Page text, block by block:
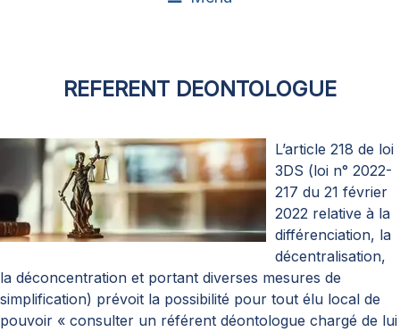
REFERENT DEONTOLOGUE
L’article 218 de loi
3DS (loi n° 2022-
217 du 21 février
2022 relative à la
différenciation, la
décentralisation,
la déconcentration et portant diverses mesures de
simplification) prévoit la possibilité pour tout élu local de
pouvoir « consulter un référent déontologue chargé de lui